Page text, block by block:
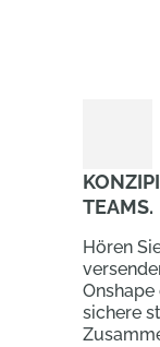
TEAMS.
Hören
sichere